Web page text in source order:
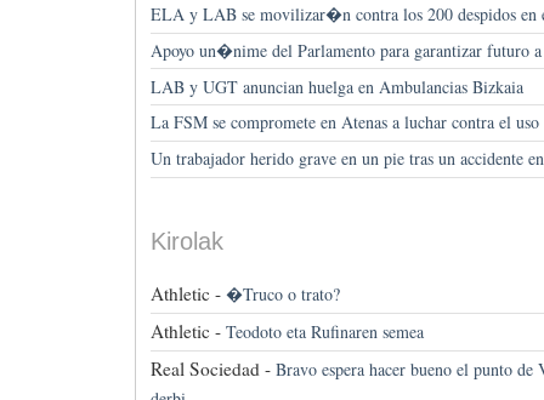
ELA y LAB se movilizar�n contra los 200 despidos en
Apoyo un�nime del Parlamento para garantizar futuro
LAB y UGT anuncian huelga en Ambulancias Bizkaia
La FSM se compromete en Atenas a luchar contra el
Un trabajador herido grave en un pie tras un accidente
Kirolak
Athletic - �Truco o trato?
Athletic - Teodoto eta Rufinaren semea
Real Sociedad - Bravo espera hacer bueno el punto de